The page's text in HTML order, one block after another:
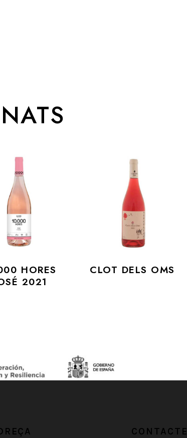
HORES
2021
CLOT DELS OMS
CONTACTE